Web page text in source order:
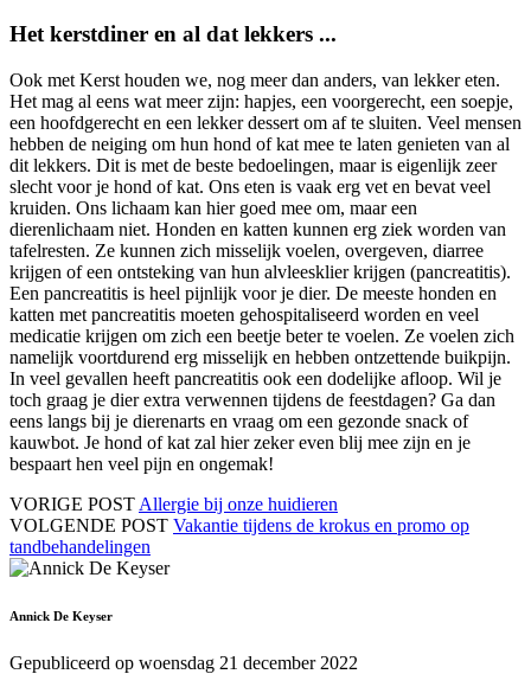
Het kerstdiner en al dat lekkers ...
Ook met Kerst houden we, nog meer dan anders, van lekker eten.
Het mag al eens wat meer zijn: hapjes, een voorgerecht, een soepje,
een hoofdgerecht en een lekker dessert om af te sluiten. Veel mensen
hebben de neiging om hun hond of kat mee te laten genieten van al
dit lekkers. Dit is met de beste bedoelingen, maar is eigenlijk zeer
slecht voor je hond of kat. Ons eten is vaak erg vet en bevat veel
kruiden. Ons lichaam kan hier goed mee om, maar een
dierenlichaam niet. Honden en katten kunnen erg ziek worden van
tafelresten. Ze kunnen zich misselijk voelen, overgeven, diarree
krijgen of een ontsteking van hun alvleesklier krijgen (pancreatitis).
Een pancreatitis is heel pijnlijk voor je dier. De meeste honden en
katten met pancreatitis moeten gehospitaliseerd worden en veel
medicatie krijgen om zich een beetje beter te voelen. Ze voelen zich
namelijk voortdurend erg misselijk en hebben ontzettende buikpijn.
In veel gevallen heeft pancreatitis ook een dodelijke afloop. Wil je
toch graag je dier extra verwennen tijdens de feestdagen? Ga dan
eens langs bij je dierenarts en vraag om een gezonde snack of
kauwbot. Je hond of kat zal hier zeker even blij mee zijn en je
bespaart hen veel pijn en ongemak!
VORIGE POST Allergie bij onze huidieren
VOLGENDE POST Vakantie tijdens de krokus en promo op
tandbehandelingen
Annick De Keyser
Gepubliceerd op woensdag 21 december 2022